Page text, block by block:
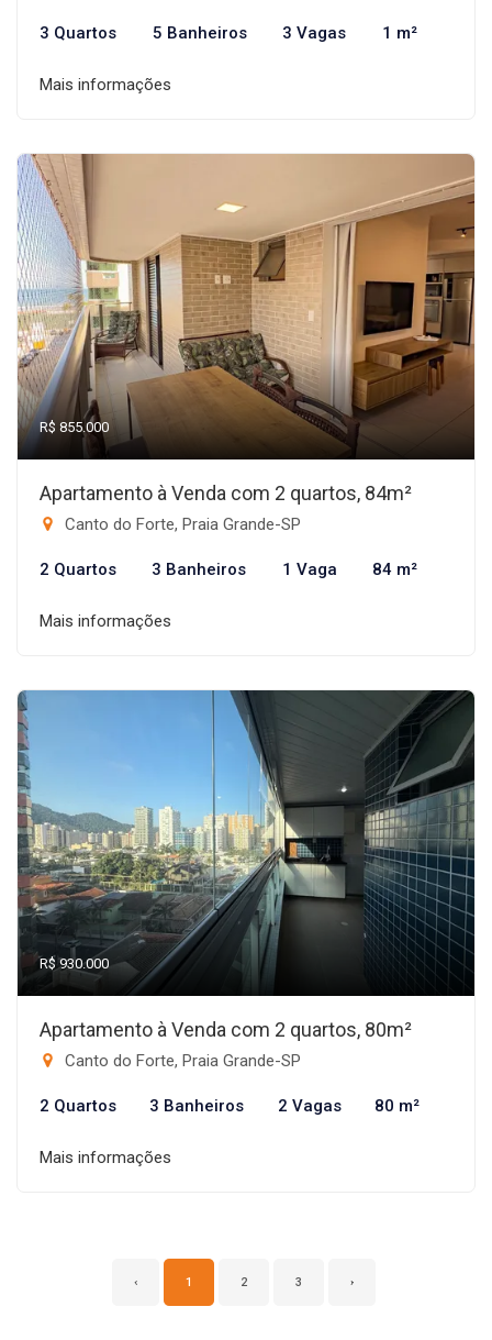
3 Quartos 5 Banheiros 3 Vagas 1 m²
Mais informações
R$ 855.000
Apartamento à Venda com 2 quartos, 84m²
Canto do Forte, Praia Grande-SP
2 Quartos 3 Banheiros 1 Vaga 84 m²
Mais informações
R$ 930.000
Apartamento à Venda com 2 quartos, 80m²
Canto do Forte, Praia Grande-SP
2 Quartos 3 Banheiros 2 Vagas 80 m²
Mais informações
‹ 1 2 3 ›